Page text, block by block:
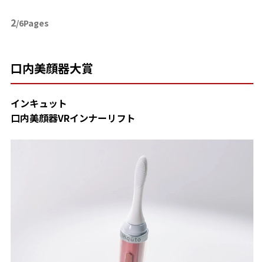
2/6Pages
口内美顔器大賞
インキュット
口内美顔器VRインナーリフト